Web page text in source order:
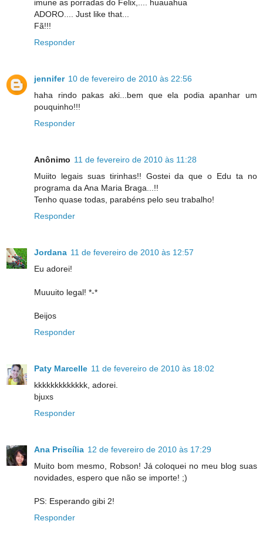
imune as porradas do Felix,.... huauahua
ADORO.... Just like that...
Fã!!!
Responder
jennifer 10 de fevereiro de 2010 às 22:56
haha rindo pakas aki...bem que ela podia apanhar um
pouquinho!!!
Responder
Anônimo 11 de fevereiro de 2010 às 11:28
Muiito legais suas tirinhas!! Gostei da que o Edu ta no
programa da Ana Maria Braga...!!
Tenho quase todas, parabéns pelo seu trabalho!
Responder
Jordana 11 de fevereiro de 2010 às 12:57
Eu adorei!
Muuuito legal! *-*
Beijos
Responder
Paty Marcelle 11 de fevereiro de 2010 às 18:02
kkkkkkkkkkkkk, adorei.
bjuxs
Responder
Ana Priscília 12 de fevereiro de 2010 às 17:29
Muito bom mesmo, Robson! Já coloquei no meu blog suas
novidades, espero que não se importe! ;)
PS: Esperando gibi 2!
Responder